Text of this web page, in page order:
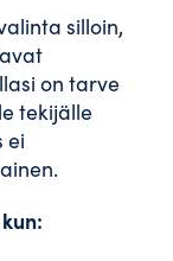
silloin,
on tarve
tekijälle
ei